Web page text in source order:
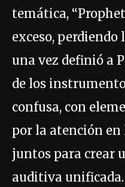
temática,
exceso,
una vez definió a
de los
confusa, con
por la atención
juntos para crear
auditiva unificada.